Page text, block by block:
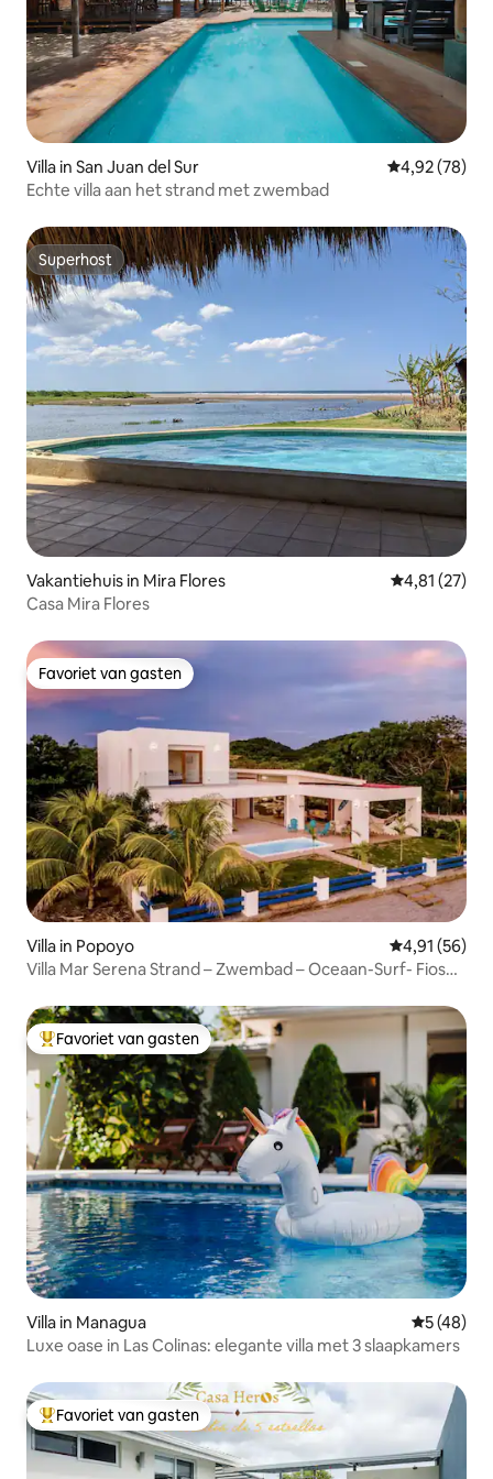
Villa in San Juan del Sur Gemiddelde
4,92 (78)
Echte villa aan het strand met zwembad
Superhost
Superhost
Vakantiehuis in Mira Flores Gemiddelde
4,81 (27)
Casa Mira Flores
Favoriet van gasten
Favoriet van gasten
Villa in Popoyo Gemiddelde
4,91 (56)
Villa Mar Serena Strand – Zwembad – Oceaan-Surf- Fios
Topfavoriet van gasten
Favoriet van gasten
Villa in Managua
5 (48)
Luxe oase in Las Colinas: elegante villa met 3 slaapkamers
Topfavoriet van gasten
Favoriet van gasten